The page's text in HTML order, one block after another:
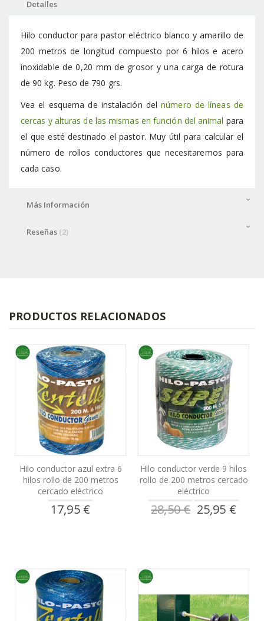
Detalles
Hilo conductor para pastor eléctrico blanco y amarillo de
200 metros de longitud compuesto por 6 hilos e acero
inoxidable de 0,20 mm de grosor y una carga de rotura
de 90 kg. Peso de 790 grs.
Vea el esquema de instalación delnúmero de líneas de
cercas y alturas de las mismas en función del animal para
el que esté destinado el pastor. Muy útil para calcular el
número de rollos conductores que necesitaremos para
cada caso.
Más Información
Reseñas 2
PRODUCTOS RELACIONADOS
Hilo conductor azul extra 6
hilos rollo de 200 metros
cercado eléctrico
17,95 €
Hilo conductor verde 9 hilos
rollo de 200 metros cercado
eléctrico
28,50 €
Precio
especial
25,95 €